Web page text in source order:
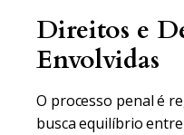
Direitos e
Envolvidas
O processo penal é
busca equilíbrio